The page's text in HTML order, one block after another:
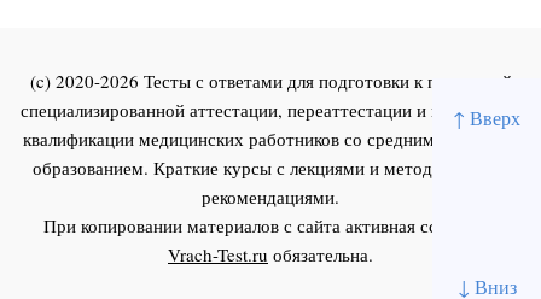
↑ Вверх
↓ Вниз
(c) 2020-2026 Тесты с ответами для подготовки к первичной
специализированной аттестации, переаттестации и повышения
квалификации медицинских работников со средним и высшим
образованием. Краткие курсы с лекциями и методическими
рекомендациями.
При копировании материалов с сайта активная ссылка на
Vrach-Test.ru обязательна.